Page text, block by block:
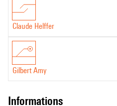
Claude Helffer
Gilbert Amy
informations